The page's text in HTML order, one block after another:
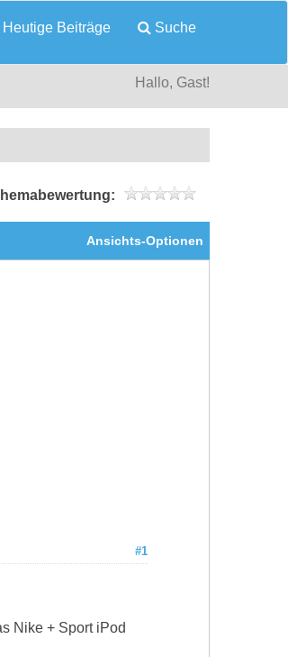
Heutige Beiträge Suche
Hallo, Gast!
Ansichts-Optionen
#1
Nike + Sport iPod